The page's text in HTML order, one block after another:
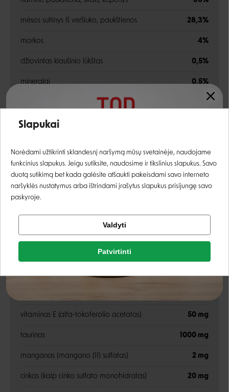
Rašyti atsiliepimą
mėsos sultinys iš veršiuko, paukštienos 28,3%
morkos 4%
džiovintas kiaušinio lūkštas 0,5%
mineralai 0,5%
0,2%
Analitinės sudedamosios dalys
žali riebalai 4,5%
žali pelenai
drėgnis 80%
vitaminas E (alfa-tokoferolio acetatas) 50 mg
taurinas 1000 mg
manganas (mangano (II) sulfatas) 2 mg
cinkas (kaip cinko sulfato monohidratas) 20 mg
Rašyti atsiliepimą
Registruotis
Facebook
Negalite prisijungti prie paskyros?
Slapukai
Norėdami užtikrinti sklandesnį naršymą mūsų svetainėje, naudojame
funkcinius slapukus. Jeigu sutiksite, naudosime ir tikslinius slapukus. Savo
duotą sutikimą bet kada galėsite atšaukti pakeisdami savo interneto
naršyklės nustatymus arba ištrindami įrašytus slapukus prisijungę savo
paskyroje.
Valdyti
Patvirtinti